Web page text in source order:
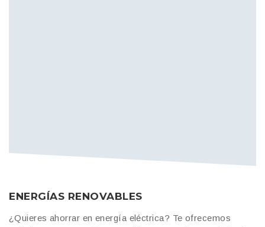
ENERGÍAS RENOVABLES
¿Quieres ahorrar en energía eléctrica? Te ofrecemos